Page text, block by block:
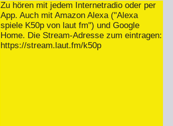
Zu hören mit jedem Internetradio oder per
App. Auch mit Amazon Alexa ("Alexa
spiele K50p von laut fm") und Google
Home. Die Stream-Adresse zum eintragen:
https://stream.laut.fm/k50p